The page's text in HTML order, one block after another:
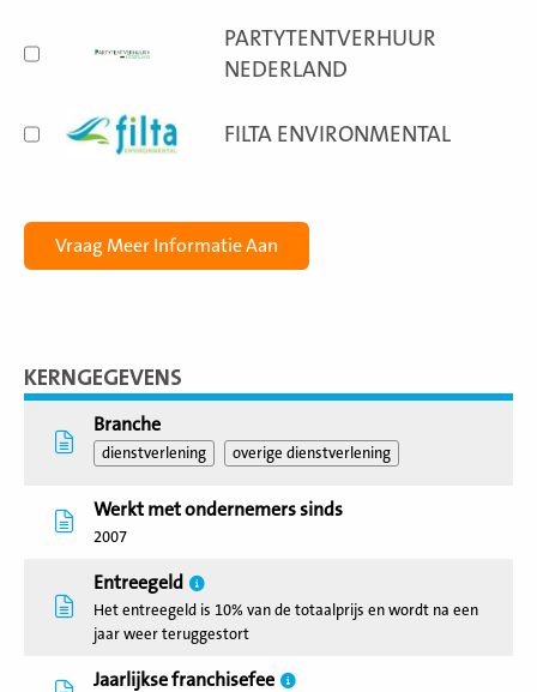
PARTYTENTVERHUUR
NEDERLAND
FILTA ENVIRONMENTAL
KERNGEGEVENS
Branche
dienstverlening overige dienstverlening
Werkt met ondernemers sinds
2007
Entreegeld
Het entreegeld is 10% van de totaalprijs en wordt na een
jaar weer teruggestort
Jaarlijkse franchisefee